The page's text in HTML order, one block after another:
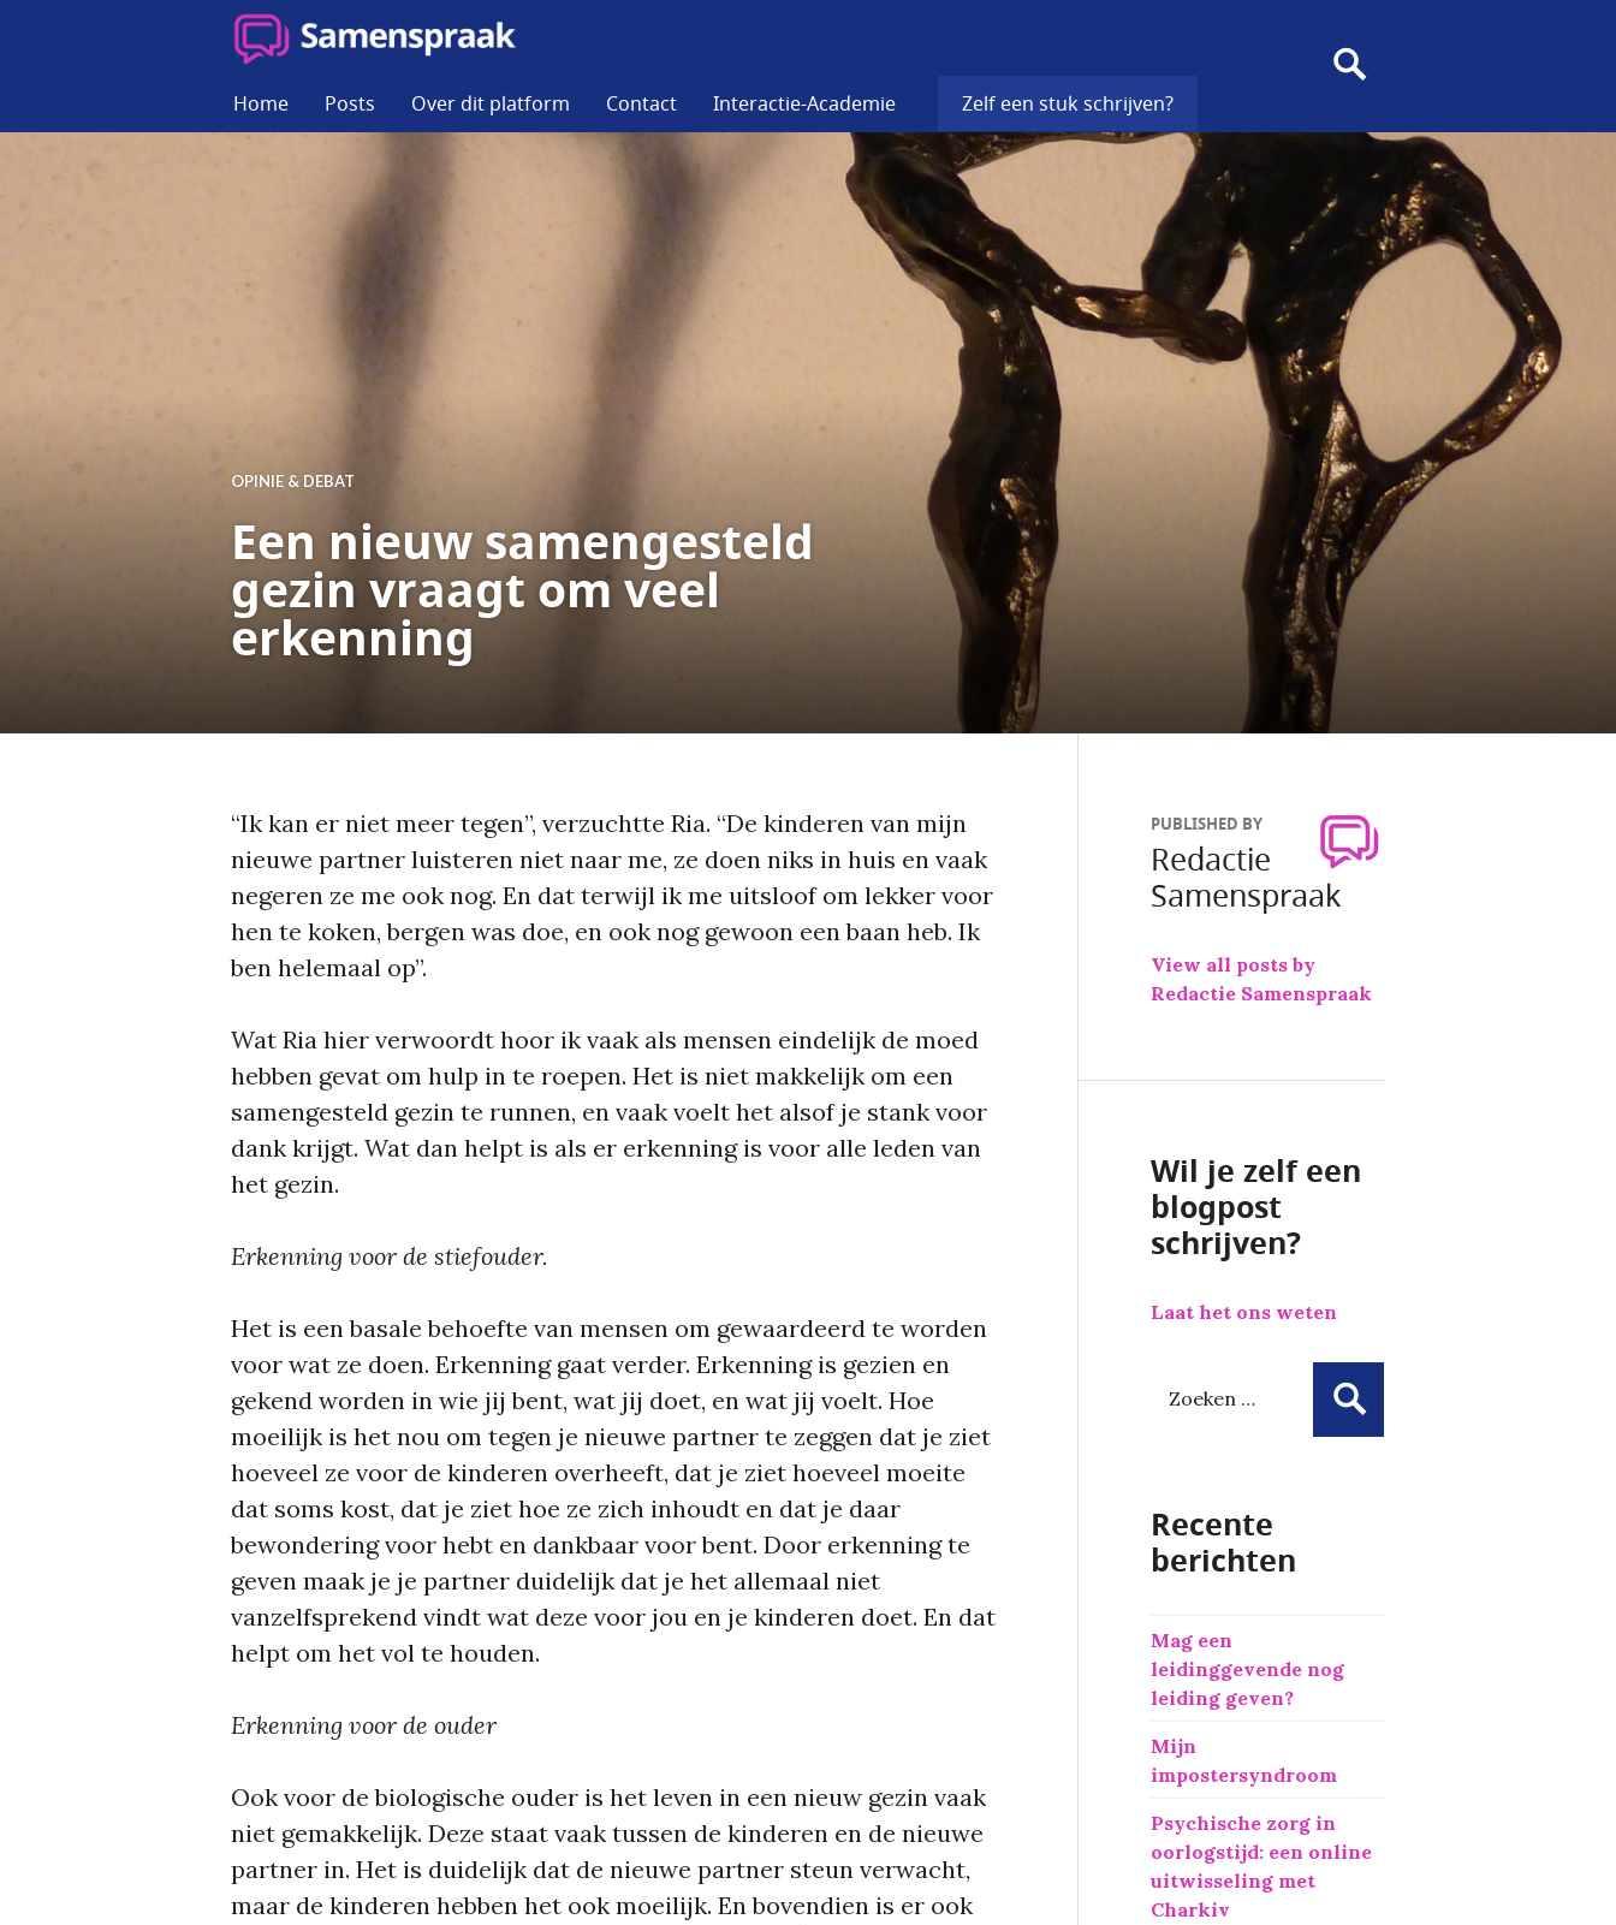
SAMENSPRAAK
Home Posts Over dit platform Contact Interactie-Academie Zelf een stuk schrijven?
OPINIE & DEBAT
Een nieuw samengesteld
gezin vraagt om veel
erkenning
“Ik kan er niet meer tegen”, verzuchtte Ria. “De kinderen van mijn
nieuwe partner luisteren niet naar me, ze doen niks in huis en vaak
negeren ze me ook nog. En dat terwijl ik me uitsloof om lekker voor
hen te koken, bergen was doe, en ook nog gewoon een baan heb. Ik
ben helemaal op”.
Wat Ria hier verwoordt hoor ik vaak als mensen eindelijk de moed
hebben gevat om hulp in te roepen. Het is niet makkelijk om een
samengesteld gezin te runnen, en vaak voelt het alsof je stank voor
dank krijgt. Wat dan helpt is als er erkenning is voor alle leden van
het gezin.
Erkenning voor de stiefouder.
Het is een basale behoefte van mensen om gewaardeerd te worden
voor wat ze doen. Erkenning gaat verder. Erkenning is gezien en
gekend worden in wie jij bent, wat jij doet, en wat jij voelt. Hoe
moeilijk is het nou om tegen je nieuwe partner te zeggen dat je ziet
hoeveel ze voor de kinderen overheeft, dat je ziet hoeveel moeite
dat soms kost, dat je ziet hoe ze zich inhoudt en dat je daar
bewondering voor hebt en dankbaar voor bent. Door erkenning te
geven maak je je partner duidelijk dat je het allemaal niet
vanzelfsprekend vindt wat deze voor jou en je kinderen doet. En dat
helpt om het vol te houden.
Erkenning voor de ouder
Ook voor de biologische ouder is het leven in een nieuw gezin vaak
niet gemakkelijk. Deze staat vaak tussen de kinderen en de nieuwe
partner in. Het is duidelijk dat de nieuwe partner steun verwacht,
maar de kinderen hebben het ook moeilijk. En bovendien is er ook
PUBLISHED BY
Redactie
Samenspraak
View all posts by
Redactie Samenspraak
Wil je zelf een
blogpost
schrijven?
Laat het ons weten
n
n
a
r
:
Recente
berichten
Mag een
leidinggevende nog
leiding geven?
Mijn
impostersyndroom
Psychische zorg in
oorlogstijd: een online
uitwisseling met
Charkiv